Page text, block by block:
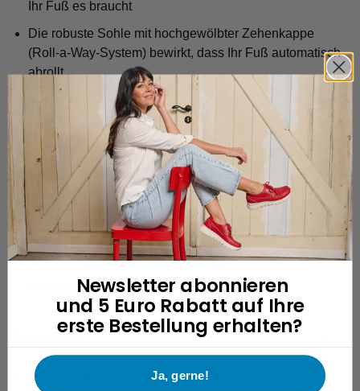
Ihr Fuß es braucht
Die robuste Sohle mit hochgewölbter Zehenkappe
(Roll-a-Way-System) bewirkt, dass Ihr Fuß automatisch
abrollt
Sohle mit guter Dämpfung – fängt Stöße ab
Gepolsterter Rand (eine Art Kissen für Ihre Ferse) –
verhindert, dass der Rand in Ihre Haut einschneidet
Speziell entwickelte Fersenkappe – verhindert, dass
Ihre Ferse herausrutscht
Handgefertigt durch unsere Fachleute – höchste
Qualität garantiert
Passform
Geeignet für durchschnittliche Füße (Weite G).
Newsletter abonnieren
und 5 Euro Rabatt auf Ihre
erste Bestellung erhalten?
Ja, gerne!